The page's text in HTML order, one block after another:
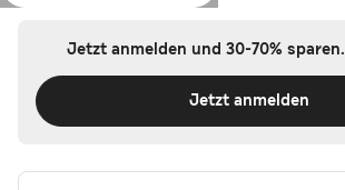
Jetzt anmelden und 30-70% sparen.
Jetzt anmelden